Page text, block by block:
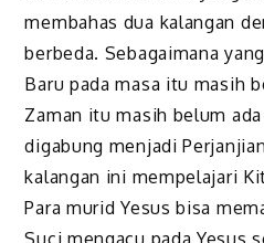
membahas dua kalangan
berbeda. Sebagaimana
Baru pada masa itu masih
Zaman itu masih belum
digabung menjadi
kalangan ini mempelajari
Para murid Yesus bisa